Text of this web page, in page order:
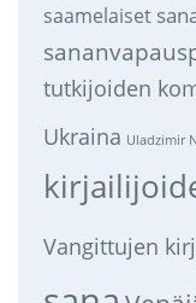
saamelaiset
tutkijoiden
Ukraina Uladzimir
Vangittujen